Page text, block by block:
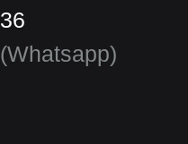
36
(Whatsapp)